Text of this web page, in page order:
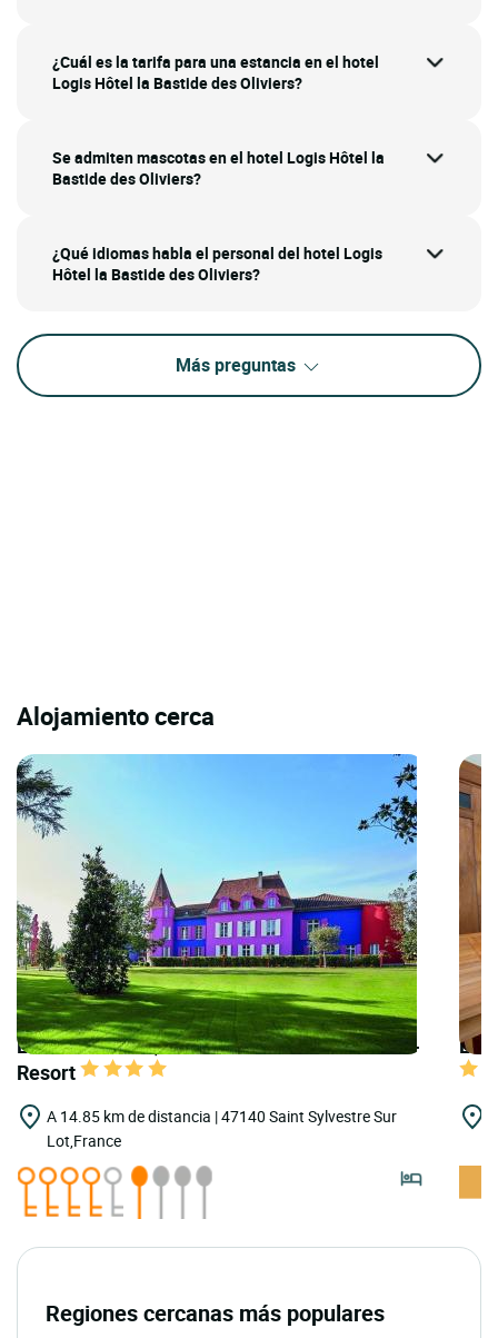
¿Cuál es la tarifa para una estancia en el hotel
Logis Hôtel la Bastide des Oliviers?
Se admiten mascotas en el hotel Logis Hôtel la
Bastide des Oliviers?
¿Qué idiomas habla el personal del hotel Logis
Hôtel la Bastide des Oliviers?
Más preguntas
Alojamiento cerca
LOGIS HOTELS | Teritoria Château le Stelsia -
Resort
A 14.85 km de distancia | 47140 Saint Sylvestre Sur
Lot,France
Regiones cercanas más populares